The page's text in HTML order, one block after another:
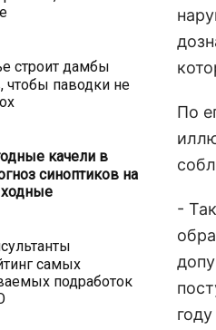
строит дамбы
чтобы паводки не
качели в
синоптиков на
самых
подработок
По
-